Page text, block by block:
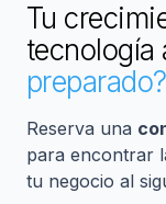
Tu
tecnología
preparado?
Reserva una
para encontrar
tu negocio al